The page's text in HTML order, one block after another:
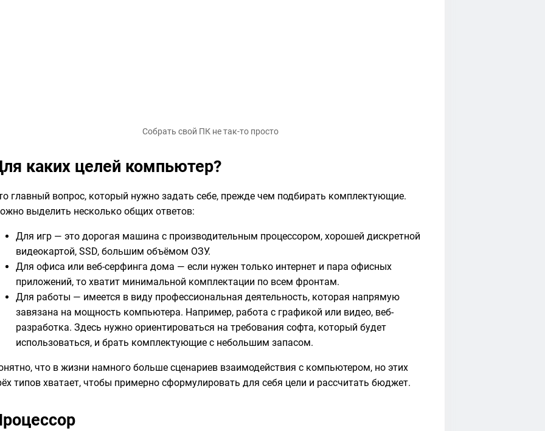
Собрать свой ПК не так-то просто
каких целей компьютер?
главный вопрос, который нужно задать себе, прежде чем подбирать комплектующие.
выделить несколько общих ответов:
Для игр — это дорогая машина с производительным процессором, хорошей дискретной
видеокартой, SSD, большим объёмом ОЗУ.
Для офиса или веб-серфинга дома — если нужен только интернет и пара офисных
приложений, то хватит минимальной комплектации по всем фронтам.
Для работы — имеется в виду профессиональная деятельность, которая напрямую
завязана на мощность компьютера. Например, работа с графикой или видео, веб-
разработка. Здесь нужно ориентироваться на требования софта, который будет
использоваться, и брать комплектующие с небольшим запасом.
что в жизни намного больше сценариев взаимодействия с компьютером, но этих
типов хватает, чтобы примерно сформулировать для себя цели и рассчитать бюджет.